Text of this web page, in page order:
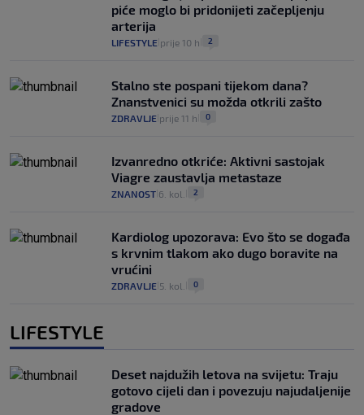
piće moglo bi pridonijeti začepljenju
arterija
LIFESTYLE prije 10 h 2
Stalno ste pospani tijekom dana?
Znanstvenici su možda otkrili zašto
ZDRAVLJE prije 11 h 0
Izvanredno otkriće: Aktivni sastojak
Viagre zaustavlja metastaze
ZNANOST 6. kol. 2
Kardiolog upozorava: Evo što se događa
s krvnim tlakom ako dugo boravite na
vrućini
ZDRAVLJE 5. kol. 0
LIFESTYLE
Deset najdužih letova na svijetu: Traju
gotovo cijeli dan i povezuju najudaljenije
gradove